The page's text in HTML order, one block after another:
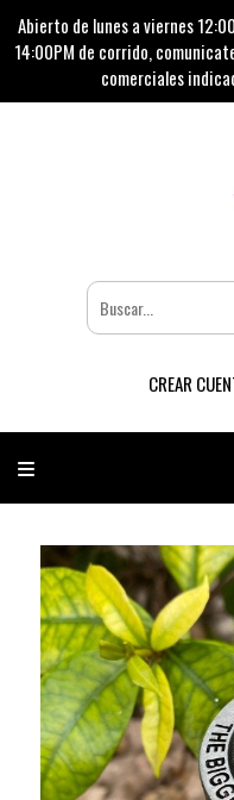
Abierto de lunes a viernes
14:00PM de corrido,
comerciales
CREAR